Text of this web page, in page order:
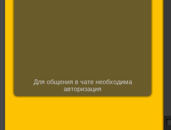
Для общения в чате необходима
авторизация